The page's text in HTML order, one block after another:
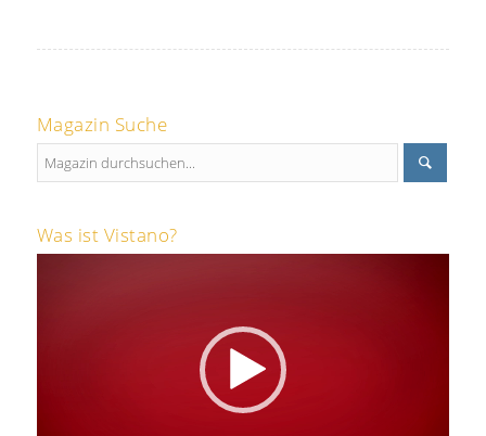
Magazin Suche
Was ist Vistano?